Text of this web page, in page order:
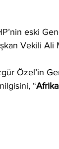
eski
Vekili Ali
Özel’in
“Afrika